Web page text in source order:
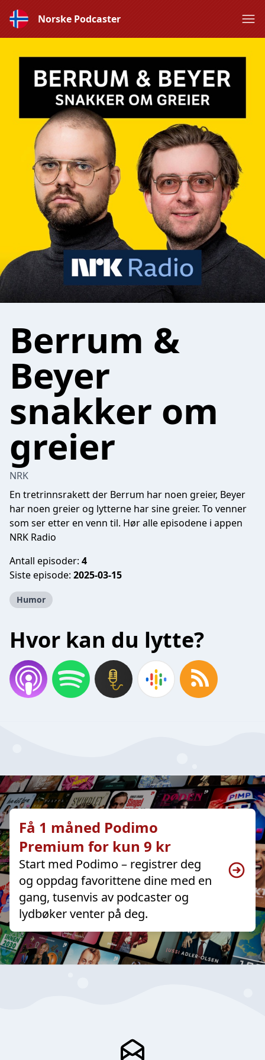
Norske Podcaster
Berrum &
Beyer
snakker om
greier
NRK
En tretrinnsrakett der Berrum har noen greier, Beyer
har noen greier og lytterne har sine greier. To venner
som ser etter en venn til. Hør alle episodene i appen
NRK Radio
Antall episoder: 4
Siste episode: 2025-03-15
Humor
Hvor kan du lytte?
Få 1 måned Podimo
Premium for kun 9 kr
Start med Podimo – registrer deg
og oppdag favorittene dine med en
gang, tusenvis av podcaster og
lydbøker venter på deg.